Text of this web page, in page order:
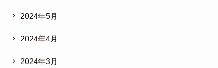
2024年5月
2024年4月
2024年3月